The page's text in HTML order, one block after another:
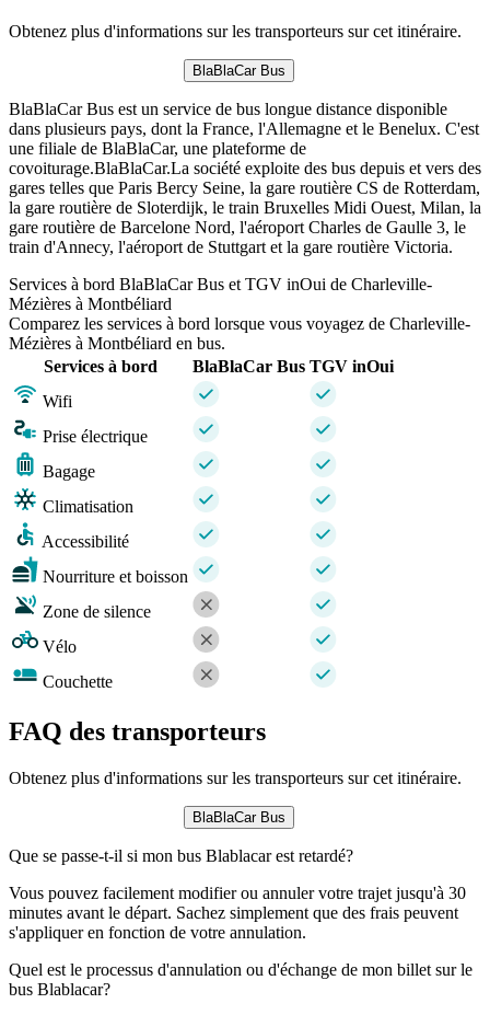
Obtenez plus d'informations sur les transporteurs sur cet itinéraire.
BlaBlaCar Bus
BlaBlaCar Bus est un service de bus longue distance disponible
dans plusieurs pays, dont la France, l'Allemagne et le Benelux. C'est
une filiale de BlaBlaCar, une plateforme de
covoiturage.BlaBlaCar.La société exploite des bus depuis et vers des
gares telles que Paris Bercy Seine, la gare routière CS de Rotterdam,
la gare routière de Sloterdijk, le train Bruxelles Midi Ouest, Milan, la
gare routière de Barcelone Nord, l'aéroport Charles de Gaulle 3, le
train d'Annecy, l'aéroport de Stuttgart et la gare routière Victoria.
Services à bord BlaBlaCar Bus et TGV inOui de Charleville-
Mézières à Montbéliard
Comparez les services à bord lorsque vous voyagez de Charleville-
Mézières à Montbéliard en bus.
Services à bord
BlaBlaCar Bus TGV inOui
Wifi
Prise électrique
Bagage
Climatisation
Accessibilité
Nourriture et boisson
Zone de silence
Vélo
Couchette
FAQ des transporteurs
Obtenez plus d'informations sur les transporteurs sur cet itinéraire.
BlaBlaCar Bus
Que se passe-t-il si mon bus Blablacar est retardé?
Vous pouvez facilement modifier ou annuler votre trajet jusqu'à 30
minutes avant le départ. Sachez simplement que des frais peuvent
s'appliquer en fonction de votre annulation.
Quel est le processus d'annulation ou d'échange de mon billet sur le
bus Blablacar?